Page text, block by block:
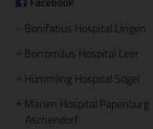
+ Bonifatius Hospital Lingen
+ Borromäus Hospital Leer
+ Hümmling Hospital Sögel
+ Marien Hospital Papenburg
Aschendorf